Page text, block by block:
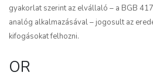
gyakorlat szerint az elvállaló – a BGB
analóg alkalmazásával – jogosult az
kifogásokat felhozni.
OR